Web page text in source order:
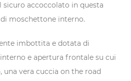
sicuro accoccolato in questa
moschettone interno.
imbottita e dotata di
e apertura frontale su cui
vera cuccia on the road